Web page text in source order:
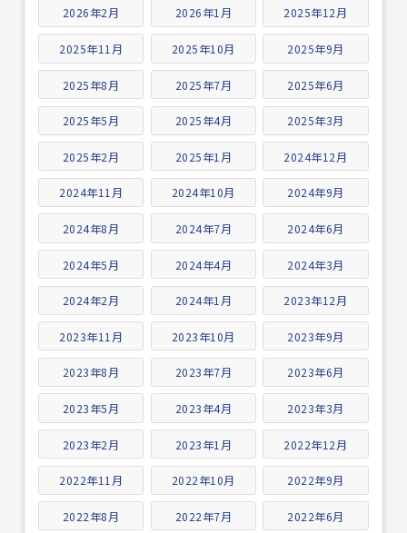
2026年2月 2026年1月 2025年12月
2025年11月 2025年10月 2025年9月
2025年8月 2025年7月 2025年6月
2025年5月 2025年4月 2025年3月
2025年2月 2025年1月 2024年12月
2024年11月 2024年10月 2024年9月
2024年8月 2024年7月 2024年6月
2024年5月 2024年4月 2024年3月
2024年2月 2024年1月 2023年12月
2023年11月 2023年10月 2023年9月
2023年8月 2023年7月 2023年6月
2023年5月 2023年4月 2023年3月
2023年2月 2023年1月 2022年12月
2022年11月 2022年10月 2022年9月
2022年8月 2022年7月 2022年6月